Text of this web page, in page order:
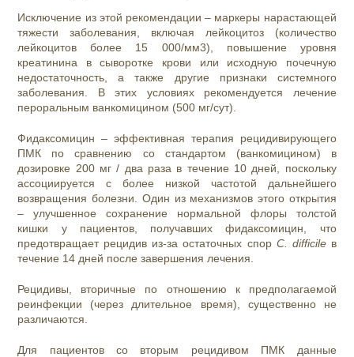
Исключение из этой рекомендации – маркеры нарастающей
тяжести заболевания, включая лейкоцитоз (количество
лейкоцитов более 15 000/мм3), повышение уровня
креатинина в сыворотке крови или исходную почечную
недостаточность, а также другие признаки системного
заболевания. В этих условиях рекомендуется лечение
пероральным ванкомицином (500 мг/сут).
Фидаксомицин – эффективная терапия рецидивирующего
ПМК по сравнению со стандартом (ванкомицином) в
дозировке 200 мг / два раза в течение 10 дней, поскольку
ассоциируется с более низкой частотой дальнейшего
возвращения болезни. Один из механизмов этого открытия
– улучшенное сохранение нормальной флоры толстой
кишки у пациентов, получавших фидаксомицин, что
предотвращает рецидив из-за остаточных спор C. difficile в
течение 14 дней после завершения лечения.
Рецидивы, вторичные по отношению к предполагаемой
реинфекции (через длительное время), существенно не
различаются.
Для пациентов со вторым рецидивом ПМК данные